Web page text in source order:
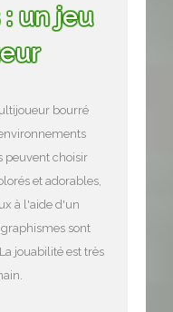
un jeu
bourré
peuvent choisir
et adorables,
à l'aide d'un
sont
jouabilité est très